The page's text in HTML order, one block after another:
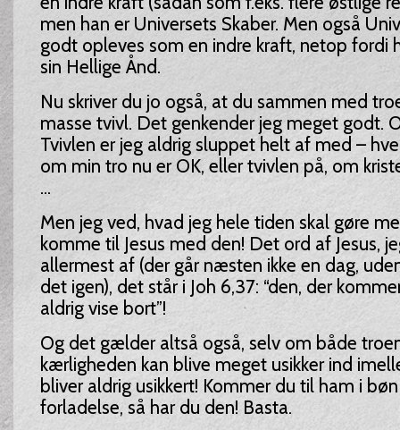
men han er Universets Skaber. Men også
godt opleves som en indre kraft, netop fordi
sin Hellige Ånd.
Nu skriver du jo også, at du sammen med
masse tvivl. Det genkender jeg meget godt.
Tvivlen er jeg aldrig sluppet helt af med –
om min tro nu er OK, eller tvivlen på, om
...
Men jeg ved, hvad jeg hele tiden skal gøre
komme til Jesus med den! Det ord af Jesus,
allermest af (der går næsten ikke en dag,
det igen), det står i Joh 6,37: “den, der
aldrig vise bort”!
Og det gælder altså også, selv om både
kærligheden kan blive meget usikker ind
bliver aldrig usikkert! Kommer du til ham i
forladelse, så har du den! Basta.